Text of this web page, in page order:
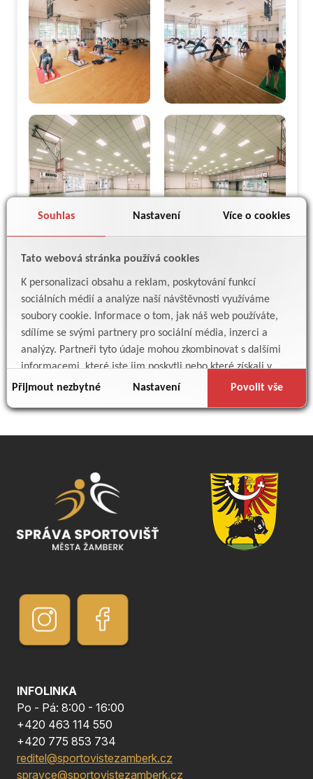
Souhlas Nastavení Více o cookies
Tato webová stránka používá cookies
K personalizaci obsahu a reklam, poskytování funkcí
sociálních médií a analýze naší návštěvnosti využíváme
soubory cookie. Informace o tom, jak náš web používáte,
sdílíme se svými partnery pro sociální média, inzerci a
analýzy. Partneři tyto údaje mohou zkombinovat s dalšími
informacemi, které jste jim poskytli nebo které získali v
důsledku toho, že používáte jejich služby.
Přijmout nezbytné Nastavení Povolit vše
více
Konec seznamu
INFOLINKA
Po - Pá: 8:00 - 16:00
+420 463 114 550
+420 775 853 734
reditel@sportovistezamberk.cz
spravce@sportovistezamberk.cz